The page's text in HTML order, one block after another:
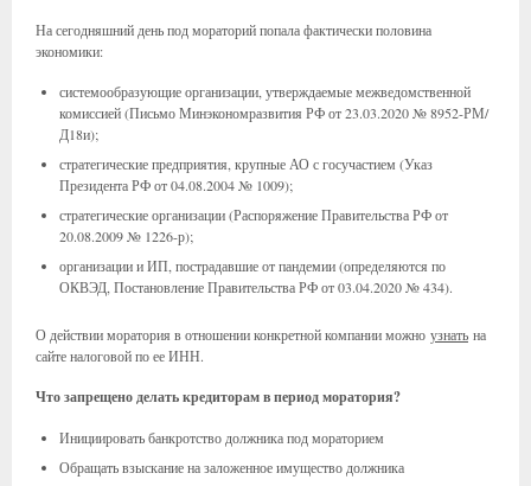
На сегодняшний день под мораторий попала фактически половина
экономики:
системообразующие организации, утверждаемые межведомственной
комиссией (Письмо Минэкономразвития РФ от 23.03.2020 № 8952-РМ/
Д18и);
стратегические предприятия, крупные АО с госучастием (Указ
Президента РФ от 04.08.2004 № 1009);
стратегические организации (Распоряжение Правительства РФ от
20.08.2009 № 1226-р);
организации и ИП, пострадавшие от пандемии (определяются по
ОКВЭД, Постановление Правительства РФ от 03.04.2020 № 434).
О действии моратория в отношении конкретной компании можно узнать на
сайте налоговой по ее ИНН.
Что запрещено делать кредиторам в период моратория?
Инициировать банкротство должника под мораторием
Обращать взыскание на заложенное имущество должника